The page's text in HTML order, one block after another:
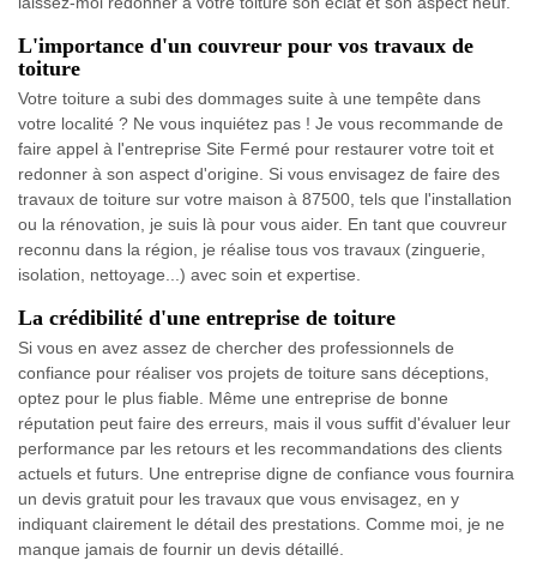
L'importance d'un couvreur pour vos travaux de
toiture
Votre toiture a subi des dommages suite à une tempête dans
votre localité ? Ne vous inquiétez pas ! Je vous recommande de
faire appel à l'entreprise Site Fermé pour restaurer votre toit et
redonner à son aspect d'origine. Si vous envisagez de faire des
travaux de toiture sur votre maison à 87500, tels que l'installation
ou la rénovation, je suis là pour vous aider. En tant que couvreur
reconnu dans la région, je réalise tous vos travaux (zinguerie,
isolation, nettoyage...) avec soin et expertise.
La crédibilité d'une entreprise de toiture
Si vous en avez assez de chercher des professionnels de
confiance pour réaliser vos projets de toiture sans déceptions,
optez pour le plus fiable. Même une entreprise de bonne
réputation peut faire des erreurs, mais il vous suffit d'évaluer leur
performance par les retours et les recommandations des clients
actuels et futurs. Une entreprise digne de confiance vous fournira
un devis gratuit pour les travaux que vous envisagez, en y
indiquant clairement le détail des prestations. Comme moi, je ne
manque jamais de fournir un devis détaillé.